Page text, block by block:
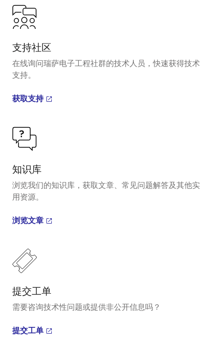
支持社区
在线询问瑞萨电子工程社群的技术人员，快速获得技术
支持。
获取支持
知识库
浏览我们的知识库，获取文章、常见问题解答及其他实
用资源。
浏览文章
提交工单
需要咨询技术性问题或提供非公开信息吗？
提交工单